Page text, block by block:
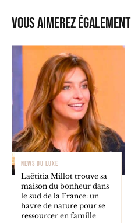
Vous aimerez également
NEWS DU LUXE
Laëtitia Millot trouve sa
maison du bonheur dans
le sud de la France: un
havre de nature pour se
ressourcer en famille